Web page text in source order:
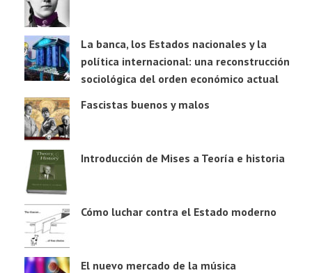
La banca, los Estados nacionales y la
política internacional: una reconstrucción
sociológica del orden económico actual
Fascistas buenos y malos
Introducción de Mises a Teoría e historia
Cómo luchar contra el Estado moderno
El nuevo mercado de la música